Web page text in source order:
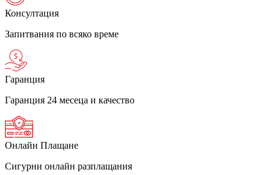
Консултация
Запитвания по всяко време
Гаранция
Гаранция 24 месеца и качество
Онлайн Плащане
Сигурни онлайн разплащания